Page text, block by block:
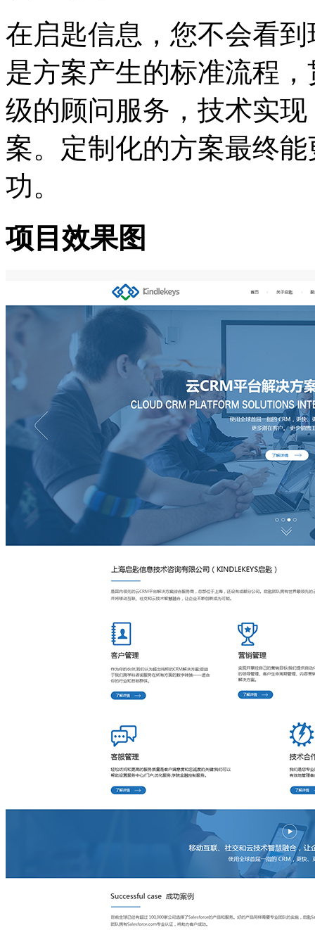
在启匙信息，您不会看
是方案产生的标准流程
级的顾问服务，技术实
案。定制化的方案最终
功。
项目效果图